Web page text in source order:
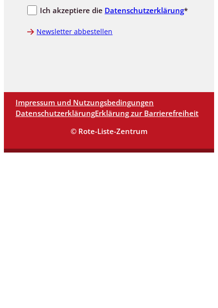
Ich akzeptiere die Datenschutzerklärung*
Newsletter abbestellen
Impressum und Nutzungsbedingungen
DatenschutzerklärungErklärung zur Barrierefreiheit
© Rote-Liste-Zentrum